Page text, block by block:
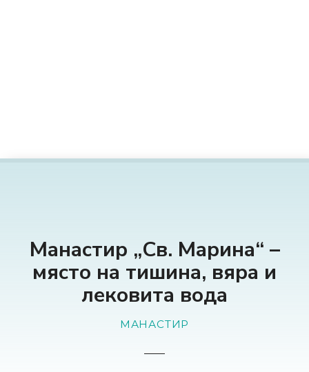
к
Манастир „Св. Марина“ –
място на тишина, вяра и
лековита вода
МАНАСТИР